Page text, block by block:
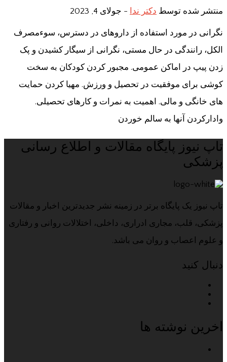
منتشر شده توسط دکتر ندا - جولای 4, 2023
نگرانی در مورد استفاده از داروهای در دسترس، سوءمصرف
الکل، رانندگی در حال مستی، نگرانی از سیگار کشیدن و پک
زدن پیپ در اماکن عمومی. مجبور کردن کودکان به سخت
کوشی برای موفقیت در تحصیل و ورزش. مهیا کردن حمایت
های خانگی و مالی. اهمیت به نمرات و کارهای تحصیلی.
وادارکردن آنها به سالم خوردن
تاپ نیوز پایگاه مقالات و اطلاع رسانی
پزشکی
تاپ نیوز یک پایگاه برتر در زمینه نشر جدیدترین اخبار و مقالات
پزشکی، قلب، مجاری ادراری، داخلی، اختلالات روانی و رفتاری
و علوم اعصاب و روان می باشد.
دنبال کنید
اخرین نوشته ها